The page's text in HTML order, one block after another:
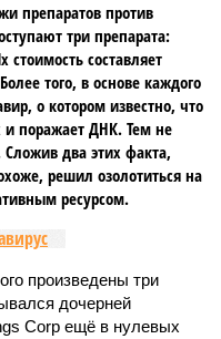
препаратов против
три препарата:
составляет
того, в основе каждого
о котором известно, что
поражает ДНК. Тем не
два этих факта,
решил озолотиться на
ресурсом.
произведены три
дочерней
Corp ещё в нулевых